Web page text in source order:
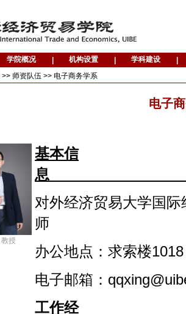
>> 师资队伍 >> 电子商务学系
电子
授
基本信
息
对外经济贸易大学国
师
办公地点：求索楼1018
电子邮箱：
工作经